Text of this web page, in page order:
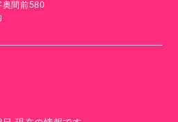
奥間前580